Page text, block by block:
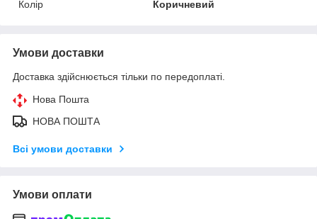
Колір
Коричневий
Умови доставки
Доставка здійснюється тільки по передоплаті.
Нова Пошта
НОВА ПОШТА
Всі умови доставки
Умови оплати